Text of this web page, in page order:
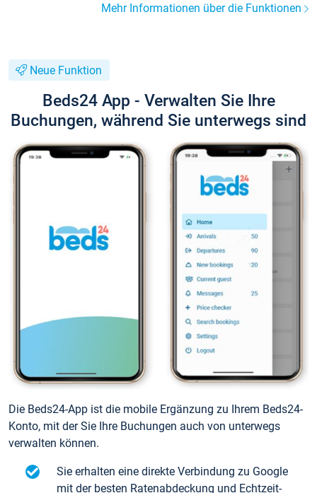
Mehr Informationen über die Funktionen
Neue Funktion
Beds24 App - Verwalten Sie Ihre
Buchungen, während Sie unterwegs sind
Die Beds24-App ist die mobile Ergänzung zu Ihrem Beds24-
Konto, mit der Sie Ihre Buchungen auch von unterwegs
verwalten können.
Sie erhalten eine direkte Verbindung zu Google
mit der besten Ratenabdeckung und Echtzeit-